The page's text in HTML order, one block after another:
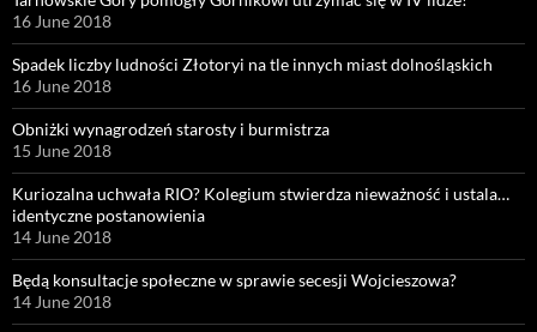
16 June 2018
Spadek liczby ludności Złotoryi na tle innych miast dolnośląskich
16 June 2018
Obniżki wynagrodzeń starosty i burmistrza
15 June 2018
Kuriozalna uchwała RIO? Kolegium stwierdza nieważność i ustala…
identyczne postanowienia
14 June 2018
Będą konsultacje społeczne w sprawie secesji Wojcieszowa?
14 June 2018